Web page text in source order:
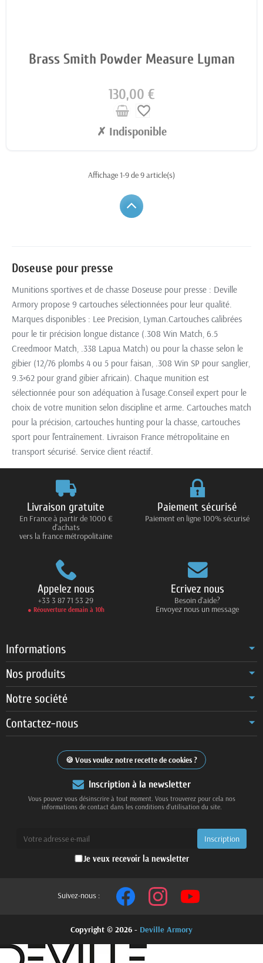
Brass Smith Powder Measure Lyman
130,00 €
favorite_border
✗ Indisponible
Affichage 1-9 de 9 article(s)
Doseuse pour presse
Munitions sportives et de chasse Doseuse pour presse : Deville
Armory propose 9 cartouches sélectionnées pour leur qualité.
Marques disponibles : Lee Precision, Lyman.Cartouches calibrées
pour le tir précision longue distance (.308 Win Match, 6.5
Creedmoor Match, .338 Lapua Match) ou pour la chasse selon le
gibier (12/76 plombs 4 ou 5 pour faisan, .308 Win SP pour sanglier,
9.3×62 pour grand gibier africain). Chaque munition est
sélectionnée pour son adéquation à l'usage.Conseil expert pour le
choix de votre munition selon discipline et arme. Cartouches match
pour la précision, cartouches hunting pour la chasse, cartouches
sport pour l'entraînement. Livraison France métropolitaine en
transport sécurisé. Service client réactif.
Livraison gratuite
En France à partir de 1000 €
d'achats
vers la france métropolitaine
Paiement sécurisé
Paiement en ligne 100% sécurisé
Appelez nous
+33 3 87 71 53 29
● Réouverture demain à 10h
Ecrivez nous
Besoin d'aide?
Envoyez nous un message
Informations
Nos produits
Notre société
Contactez-nous
Vous voulez notre recette de cookies ?
Inscription à la newsletter
Vous pouvez vous désinscrire à tout moment. Vous trouverez pour cela nos
informations de contact dans les conditions d'utilisation du site.
Je veux recevoir la newsletter
Suivez-nous :
Copyright © 2026 - Deville Armory